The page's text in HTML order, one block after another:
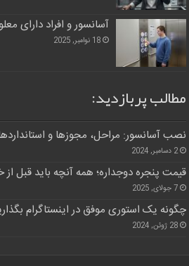
آسانسور و افراد دارای
18 نوامبر, 2025
مطالب پربازدید:
نصب آسانسور: مراحل، مجوزها و
2 دسامبر, 2024
قیمت پنجره دوجداره؛ همه آنچه باید قبل از
7 جولای, 2025
چگونه یک استوری موفق در اینستاگرام
28 ژوئن, 2024